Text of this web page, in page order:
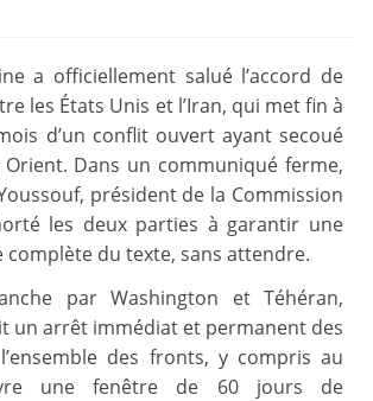
a officiellement salué l’accord de
les États Unis et l’Iran, qui met fin à
d’un conflit ouvert ayant secoué
Dans un communiqué ferme,
président de la Commission
les deux parties à garantir une
du texte, sans attendre.
par Washington et Téhéran,
un arrêt immédiat et permanent des
des fronts, y compris au
une fenêtre de 60 jours de